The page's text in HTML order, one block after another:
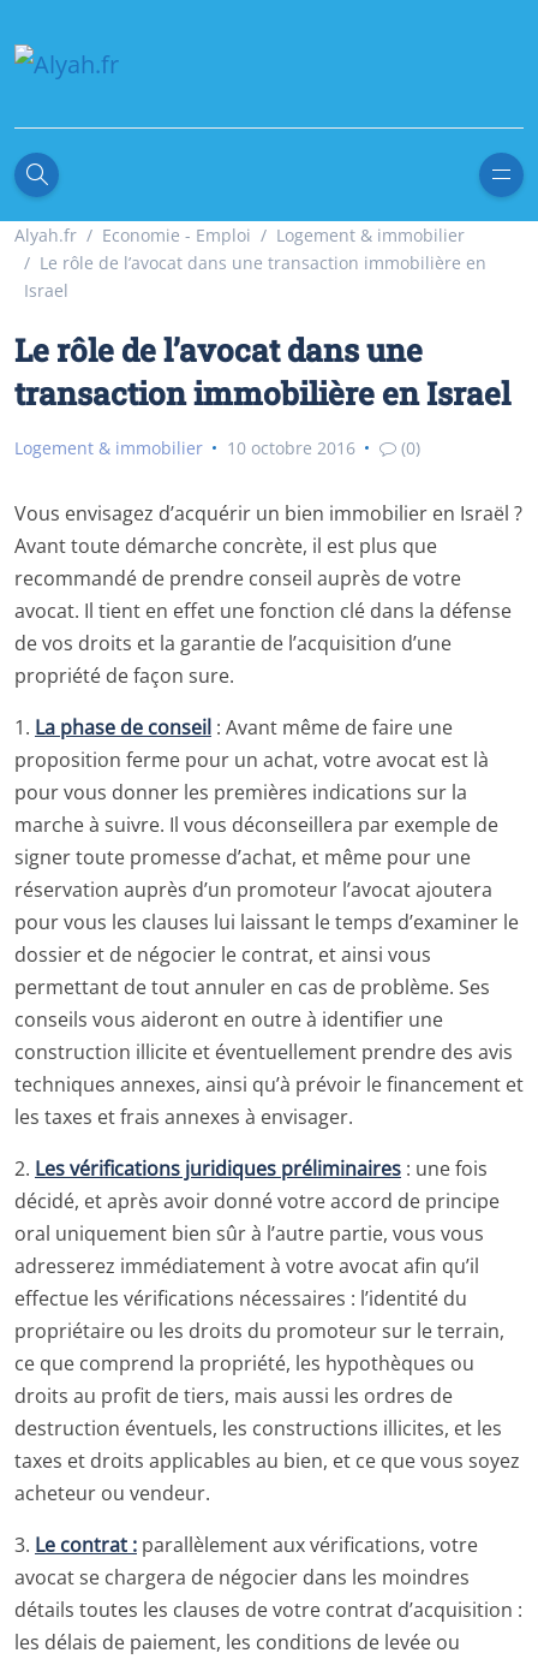
Alyah.fr Economie - Emploi
Logement & immobilier
Le rôle de l’avocat dans une transaction immobilière en
Israel
Le rôle de l’avocat dans une
transaction immobilière en Israel
Logement & immobilier 10 octobre 2016 (0)
Vous envisagez d’acquérir un bien immobilier en Israël ?
Avant toute démarche concrète, il est plus que
recommandé de prendre conseil auprès de votre
avocat. Il tient en effet une fonction clé dans la défense
de vos droits et la garantie de l’acquisition d’une
propriété de façon sure.
1. La phase de conseil : Avant même de faire une
proposition ferme pour un achat, votre avocat est là
pour vous donner les premières indications sur la
marche à suivre. Il vous déconseillera par exemple de
signer toute promesse d’achat, et même pour une
réservation auprès d’un promoteur l’avocat ajoutera
pour vous les clauses lui laissant le temps d’examiner le
dossier et de négocier le contrat, et ainsi vous
permettant de tout annuler en cas de problème. Ses
conseils vous aideront en outre à identifier une
construction illicite et éventuellement prendre des avis
techniques annexes, ainsi qu’à prévoir le financement et
les taxes et frais annexes à envisager.
2. Les vérifications juridiques préliminaires : une fois
décidé, et après avoir donné votre accord de principe
oral uniquement bien sûr à l’autre partie, vous vous
adresserez immédiatement à votre avocat afin qu’il
effectue les vérifications nécessaires : l’identité du
propriétaire ou les droits du promoteur sur le terrain,
ce que comprend la propriété, les hypothèques ou
droits au profit de tiers, mais aussi les ordres de
destruction éventuels, les constructions illicites, et les
taxes et droits applicables au bien, et ce que vous soyez
acheteur ou vendeur.
3. Le contrat : parallèlement aux vérifications, votre
avocat se chargera de négocier dans les moindres
détails toutes les clauses de votre contrat d’acquisition :
les délais de paiement, les conditions de levée ou